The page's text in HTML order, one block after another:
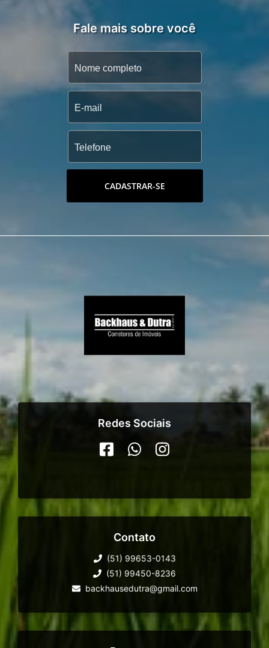
Fale mais sobre você
CADASTRAR-SE
Redes Sociais
Contato
(51) 99653-0143
(51) 99450-8236
backhausedutra@gmail.com